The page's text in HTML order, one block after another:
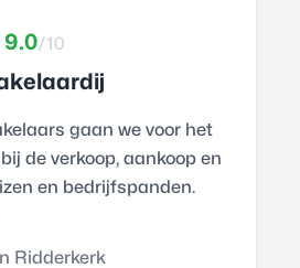
9.0/10
gaan we voor het
de verkoop, aankoop en
en bedrijfspanden.
Ridderkerk